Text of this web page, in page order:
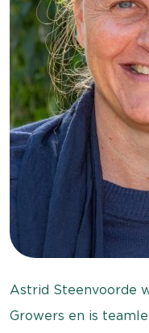
Astrid Steenvoorde
Growers en is